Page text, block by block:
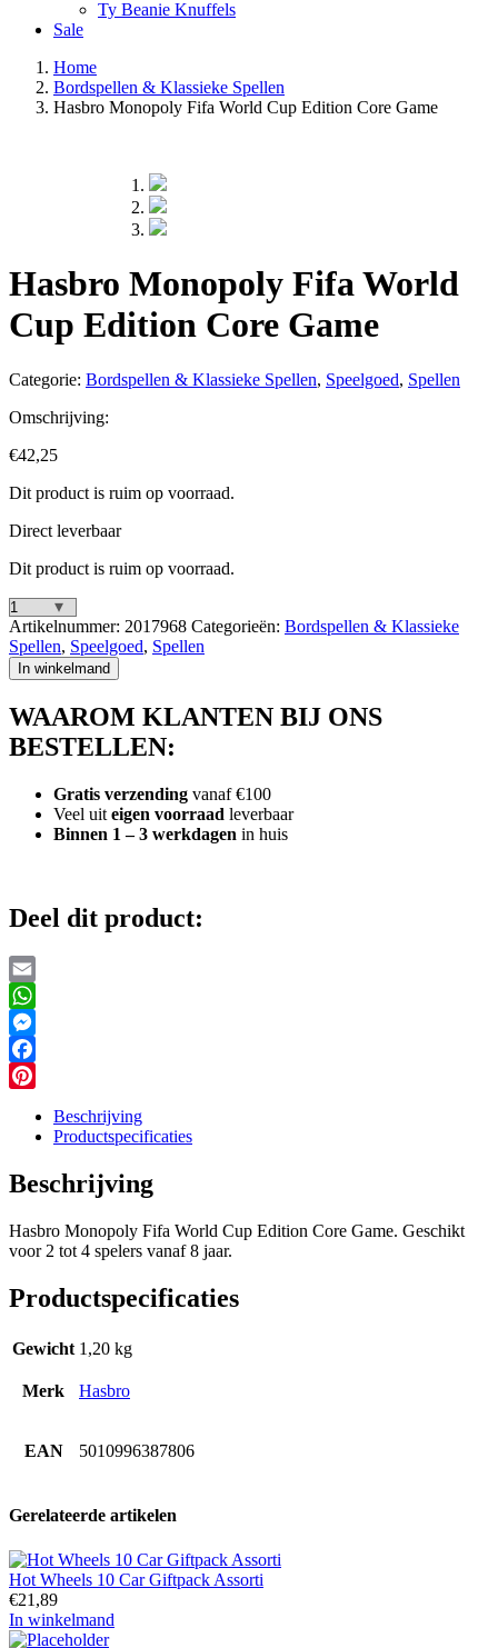
Ty Beanie Knuffels
Sale
Home
Bordspellen & Klassieke Spellen
Hasbro Monopoly Fifa World Cup Edition Core Game
Hasbro Monopoly Fifa World
Cup Edition Core Game
Categorie: Bordspellen & Klassieke Spellen, Speelgoed, Spellen
Omschrijving:
€42,25
Dit product is ruim op voorraad.
Direct leverbaar
Dit product is ruim op voorraad.
Hasbro
Monopoly
Fifa
World
Edition
Core
Game
Artikelnummer: 2017968 Categorieën: Bordspellen & Klassieke
Spellen, Speelgoed, Spellen
In winkelmand
WAAROM KLANTEN BIJ ONS
BESTELLEN:
Gratis verzending vanaf €100
Veel uit eigen voorraad leverbaar
Binnen 1 – 3 werkdagen in huis
Deel dit product:
Email
WhatsApp
Messenger
Facebook
Beschrijving
Productspecificaties
Beschrijving
Hasbro Monopoly Fifa World Cup Edition Core Game. Geschikt
voor 2 tot 4 spelers vanaf 8 jaar.
Productspecificaties
Gewicht 1,20 kg
Merk Hasbro
EAN 5010996387806
Gerelateerde artikelen
Hot Wheels 10 Car Giftpack Assorti
€21,89
In winkelmand